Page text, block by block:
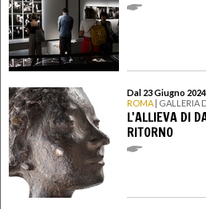
Dal 23 Giugno
ROMA | GALLERIA
L'ALLIEVA DI
RITORNO